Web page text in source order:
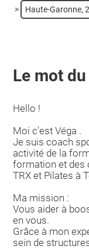
> Haute-Garonne,
Le mot
Hello !
Moi c'est Véga .
Je suis coach
activité de la
formation et des
TRX et Pilates à
Ma mission :
Vous aider à
en vous.
Grâce à mon
sein de